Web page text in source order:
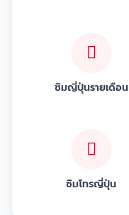
ซิมญี่ปุ่นรายเดือน
ซิมโทรญี่ปุ่น